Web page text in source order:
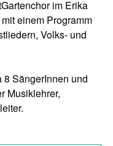
im Erika
einem Programm
Volks- und
8 SängerInnen und
Musiklehrer,